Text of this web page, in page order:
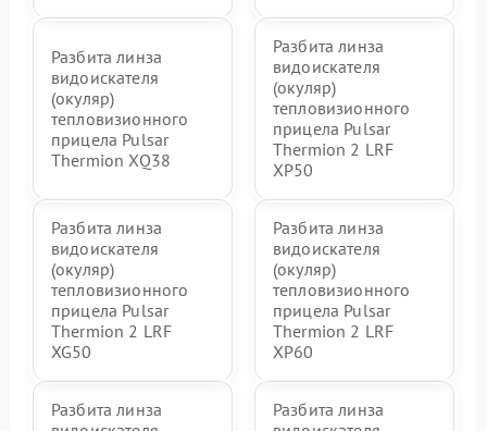
Разбита линза
видоискателя
(окуляр)
тепловизионного
прицела Pulsar
Thermion XQ38
Разбита линза
видоискателя
(окуляр)
тепловизионного
прицела Pulsar
Thermion 2 LRF
XP50
Разбита линза
видоискателя
(окуляр)
тепловизионного
прицела Pulsar
Thermion 2 LRF
XG50
Разбита линза
видоискателя
(окуляр)
тепловизионного
прицела Pulsar
Thermion 2 LRF
XP60
Разбита линза
Разбита линза